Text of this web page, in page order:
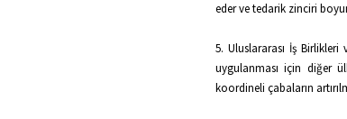
eder ve tedarik zinciri
5. Uluslararası İş Birlikleri
uygulanması için diğer
koordineli çabaların